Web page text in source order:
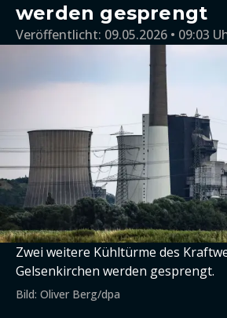
werden gesprengt
Veröffentlicht: 09.05.2026 • 09:03
Zwei weitere Kühltürme des
Gelsenkirchen werden gesprengt.
Bild: Oliver Berg/dpa